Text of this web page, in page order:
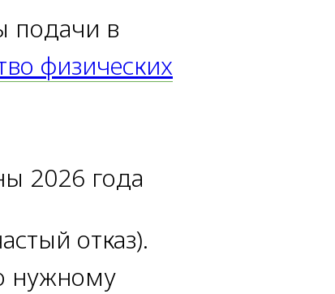
подачи в
физических
2026 года
отказ).
нужному